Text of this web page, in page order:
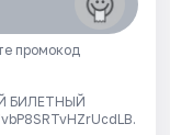
промокод
БИЛЕТНЫЙ